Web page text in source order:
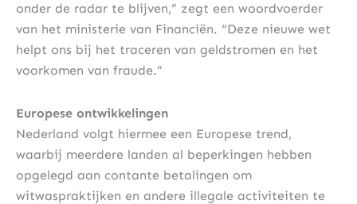
onder de radar te blijven,” zegt een woordvoerder
van het ministerie van Financiën. “Deze nieuwe wet
helpt ons bij het traceren van geldstromen en het
voorkomen van fraude.”
Europese ontwikkelingen
Nederland volgt hiermee een Europese trend,
waarbij meerdere landen al beperkingen hebben
opgelegd aan contante betalingen om
witwaspraktijken en andere illegale activiteiten te